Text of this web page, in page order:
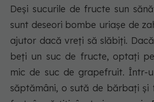
Deși sucurile de fructe sun
sunt deseori bombe uriașe de
ajutor dacă vreți să slăbiți.
beți un suc de fructe, optați
mic de suc de grapefruit. Într-
săptămâni, o sută de bărbați și